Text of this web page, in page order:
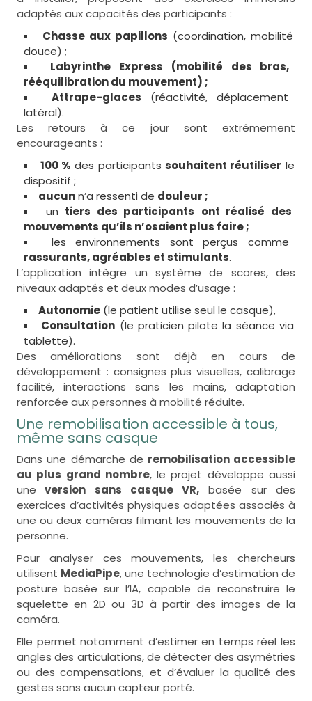
adaptés aux capacités des participants :
Chasse aux papillons (coordination, mobilité
douce) ;
Labyrinthe Express (mobilité des bras,
rééquilibration du mouvement) ;
Attrape-glaces (réactivité, déplacement
latéral).
Les retours à ce jour sont extrêmement
encourageants :
100 % des participants souhaitent réutiliser le
dispositif ;
aucunn’a ressenti de douleur ;
un tiers des participants ont réalisé des
mouvements qu’ils n’osaient plus faire ;
les environnements sont perçus comme
rassurants, agréables et stimulants.
L’application intègre un système de scores, des
niveaux adaptés et deux modes d’usage :
Autonomie(le patient utilise seul le casque),
Consultation (le praticien pilote la séance via
tablette).
Des améliorations sont déjà en cours de
développement : consignes plus visuelles, calibrage
facilité, interactions sans les mains, adaptation
renforcée aux personnes à mobilité réduite.
Une remobilisation accessible à tous,
même sans casque
Dans une démarche de remobilisation accessible
au plus grand nombre, le projet développe aussi
une version sans casque VR, basée sur des
exercices d’activités physiques adaptées associés à
une ou deux caméras filmant les mouvements de la
personne.
Pour analyser ces mouvements, les chercheurs
utilisent MediaPipe, une technologie d’estimation de
posture basée sur l’IA, capable de reconstruire le
squelette en 2D ou 3D à partir des images de la
caméra.
Elle permet notamment d’estimer en temps réel les
angles des articulations, de détecter des asymétries
ou des compensations, et d’évaluer la qualité des
gestes sans aucun capteur porté.